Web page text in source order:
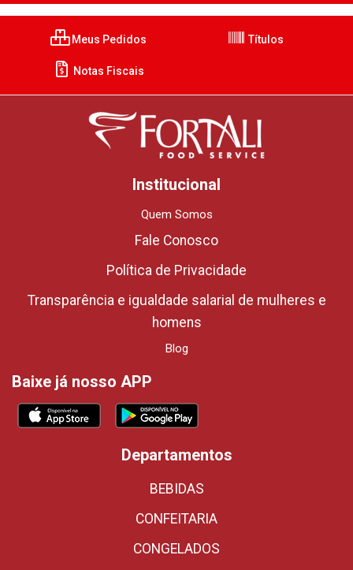
Meus Pedidos Títulos
Notas Fiscais
Institucional
Quem Somos
Fale Conosco
Política de Privacidade
Transparência e igualdade salarial de mulheres e
homens
Blog
Baixe já nosso APP
Departamentos
BEBIDAS
CONFEITARIA
CONGELADOS